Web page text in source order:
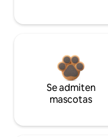
Se admiten
mascotas